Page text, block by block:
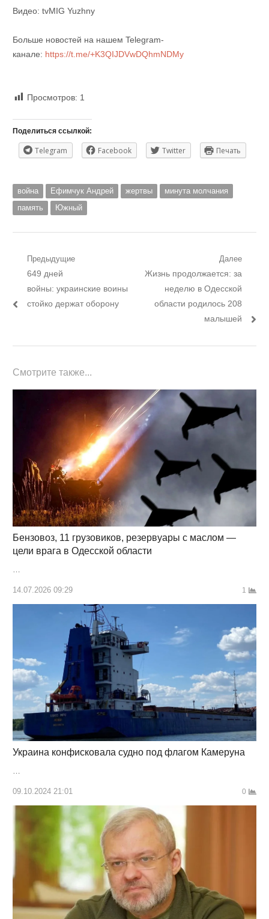
Видео: tvMIG Yuzhny
Больше новостей на нашем Telegram-
канале: https://t.me/+K3QIJDVwDQhmNDMy
Просмотров: 1
Поделиться ссылкой:
Telegram Facebook Twitter Печать
война Ефимчук Андрей жертвы
минута молчания
память
Южный
Навигация
записям
Предыдущие
Предыдущий
пост:
649 дней
войны: украинские воины
стойко держат оборону
Далее
Следующий
Жизнь продолжается: за
неделю в Одесской
области родилось 208
малышей
Смотрите также...
Бензовоз, 11 грузовиков, резервуары с маслом —
цели врага в Одесской области
…
14.07.2026 09:29 1
Украина конфисковала судно под флагом Камеруна
…
09.10.2024 21:01 0